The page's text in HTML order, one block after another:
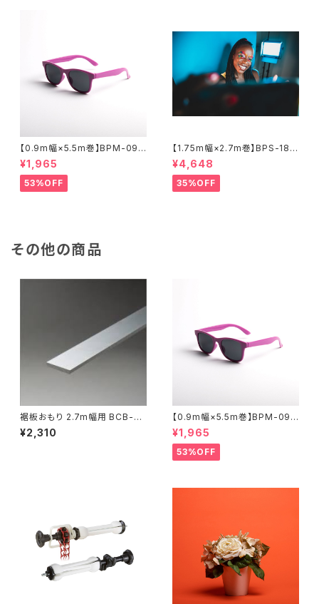
【0.9m幅×5.5m巻】BPM-095
5 全17色 スーペリア背景紙
¥1,965
53%OFF
【1.75m幅×2.7m巻】BPS-180
0 廃番色 スーペリア背景紙
¥4,648
35%OFF
その他の商品
裾板おもり 2.7m幅用 BCB-27
30
¥2,310
【0.9m幅×5.5m巻】BPM-095
5 全17色 スーペリア背景紙
¥1,965
53%OFF